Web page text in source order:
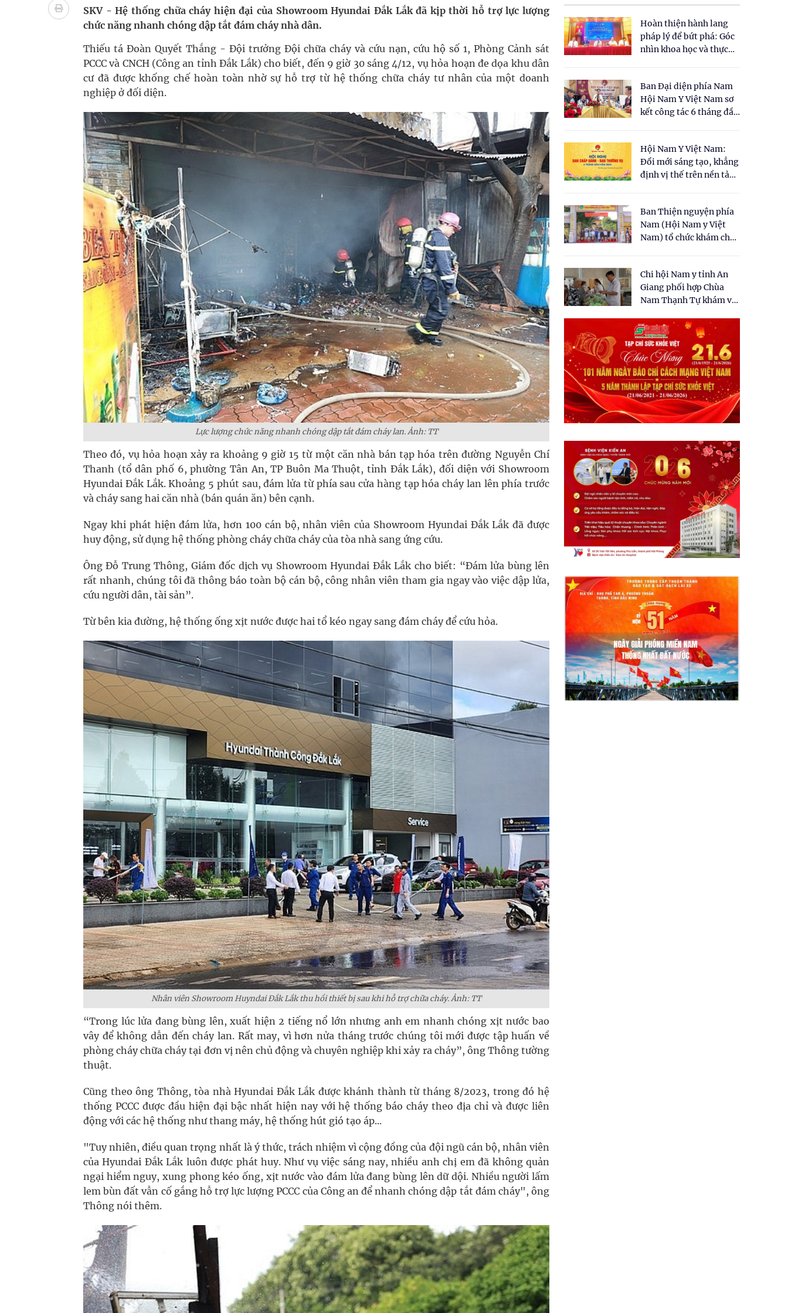
Pháp luật – Sức khỏe – Doanh nghiệp: Tìm giải pháp tăng cường chống hàng giả và gian lận thương
Ngày hoạt động đầu tiên, Bệnh viện Phụ sản Trung ương cơ sở 2 đón hơn 500 lượt khám
Dự báo thời tiết ngày 06/8/2026: Bắc Bộ có mưa dông rải rác.
Quảng Trị: Phát huy vai trò của chính quyền địa phương hai cấp trong quản lý hoạt động nha khoa,
bảo vệ sức khỏe Nhân dân
Không chỉ cắt tóc, Đông Tây Barbershop dành nguồn lực cho môi trường và cộng đồng
SKV - Hệ thống chữa cháy hiện đại của Showroom Hyundai Đắk Lắk đã kịp thời hỗ trợ lực lượng
chức năng nhanh chóng dập tắt đám cháy nhà dân.
Thiếu tá Đoàn Quyết Thắng - Đội trưởng Đội chữa cháy và cứu nạn, cứu hộ số 1, Phòng Cảnh sát
PCCC và CNCH (Công an tỉnh Đắk Lắk) cho biết, đến 9 giờ 30 sáng 4/12, vụ hỏa hoạn đe dọa khu dân
cư đã được khống chế hoàn toàn nhờ sự hỗ trợ từ hệ thống chữa cháy tư nhân của một doanh
nghiệp ở đối diện.
Lực lượng chức năng nhanh chóng dập tắt đám cháy lan. Ảnh: TT
Theo đó, vụ hỏa hoạn xảy ra khoảng 9 giờ 15 từ một căn nhà bán tạp hóa trên đường Nguyễn Chí
Thanh (tổ dân phố 6, phường Tân An, TP Buôn Ma Thuột, tỉnh Đắk Lắk), đối diện với Showroom
Hyundai Đắk Lắk. Khoảng 5 phút sau, đám lửa từ phía sau cửa hàng tạp hóa cháy lan lên phía trước
và cháy sang hai căn nhà (bán quán ăn) bên cạnh.
Ngay khi phát hiện đám lửa, hơn 100 cán bộ, nhân viên của Showroom Hyundai Đắk Lắk đã được
huy động, sử dụng hệ thống phòng cháy chữa cháy của tòa nhà sang ứng cứu.
Ông Đỗ Trung Thông, Giám đốc dịch vụ Showroom Hyundai Đắk Lắk cho biết: “Đám lửa bùng lên
rất nhanh, chúng tôi đã thông báo toàn bộ cán bộ, công nhân viên tham gia ngay vào việc dập lửa,
cứu người dân, tài sản”.
Từ bên kia đường, hệ thống ống xịt nước được hai tổ kéo ngay sang đám cháy để cứu hỏa.
Nhân viên Showroom Huyndai Đắk Lắk thu hồi thiết bị sau khi hỗ trợ chữa cháy. Ảnh: TT
“Trong lúc lửa đang bùng lên, xuất hiện 2 tiếng nổ lớn nhưng anh em nhanh chóng xịt nước bao
vây để không dẫn đến cháy lan. Rất may, vì hơn nửa tháng trước chúng tôi mới được tập huấn về
phòng cháy chữa cháy tại đơn vị nên chủ động và chuyên nghiệp khi xảy ra cháy”, ông Thông tường
thuật.
Cũng theo ông Thông, tòa nhà Hyundai Đắk Lắk được khánh thành từ tháng 8/2023, trong đó hệ
thống PCCC được đầu hiện đại bậc nhất hiện nay với hệ thống báo cháy theo địa chỉ và được liên
động với các hệ thống như thang máy, hệ thống hút gió tạo áp...
"Tuy nhiên, điều quan trọng nhất là ý thức, trách nhiệm vì cộng đồng của đội ngũ cán bộ, nhân viên
của Hyundai Đắk Lắk luôn được phát huy. Như vụ việc sáng nay, nhiều anh chị em đã không quản
ngại hiểm nguy, xung phong kéo ống, xịt nước vào đám lửa đang bùng lên dữ dội. Nhiều người lấm
lem bùn đất vẫn cố gắng hỗ trợ lực lượng PCCC của Công an để nhanh chóng dập tắt đám cháy", ông
Thông nói thêm.
Hoàn thiện hành lang
pháp lý để bứt phá: Góc
nhìn khoa học và thực
cho Luật Y dược cổ
truyền Việt Nam"
Ban Đại diện phía Nam
Hội Nam Y Việt Nam sơ
kết công tác 6 tháng đầu
Hội Nam Y Việt Nam:
Đổi mới sáng tạo, khẳng
định vị thế trên nền tảng
Ban Thiện nguyện phía
Nam (Hội Nam y Việt
Nam) tổ chức khám chữa
dân tại xã Tân Tập
Chi hội Nam y tỉnh An
Giang phối hợp Chùa
Nam Thạnh Tự khám và
nhân dân